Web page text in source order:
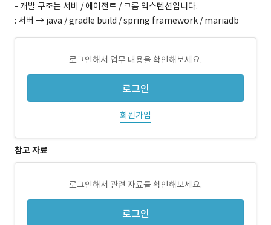
- 개발 구조는 서버 / 에이전트 / 크롬 익스텐션입니다.
: 서버 → java / gradle build / spring framework / mariadb
로그인해서 업무 내용을 확인해보세요.
로그인
회원가입
참고 자료
로그인해서 관련 자료를 확인해보세요.
로그인